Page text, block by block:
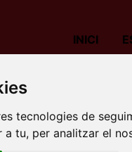
tecnologies de
a tu, per analitzar el
INICI
I